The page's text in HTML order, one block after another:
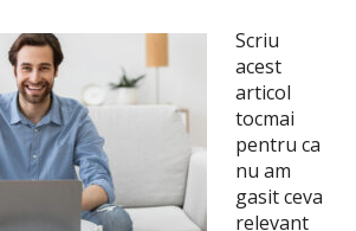
Scriu
acest
articol
tocmai
pentru ca
nu am
gasit ceva
relevant